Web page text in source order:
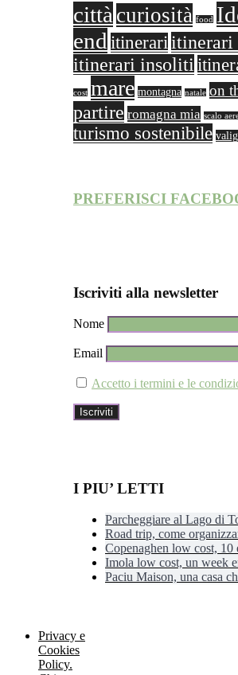
città curiosità food
end itinerari itinerari
itinerari insoliti
cost mare montagna natale on
partire romagna mia scalo
turismo sostenibile
PREFERISCI
Iscriviti alla newsletter
Nome
Email
Accetto i termini e le
I PIU’ LETTI
Parcheggiare al Lago di
Road trip, come
Copenaghen low cost, 10
Imola low cost, un week
Paciu Maison, una casa
Privacy e
Cookies
Policy.